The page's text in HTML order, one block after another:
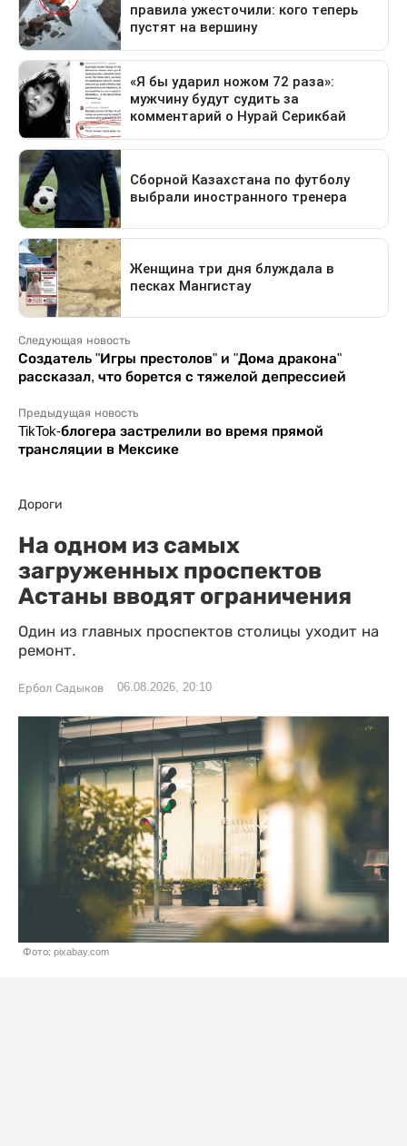
Следующая новость
Создатель "Игры престолов" и "Дома дракона"
рассказал, что борется с тяжелой депрессией
Предыдущая новость
TikTok-блогера застрелили во время прямой
трансляции в Мексике
Дороги
На одном из самых
загруженных проспектов
Астаны вводят ограничения
Один из главных проспектов столицы уходит на
ремонт.
Ербол Садыков 06.08.2026, 20:10
Фото: pixabay.com